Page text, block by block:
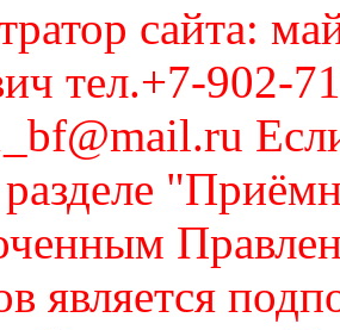
сайта:
тел.+7-902-
является